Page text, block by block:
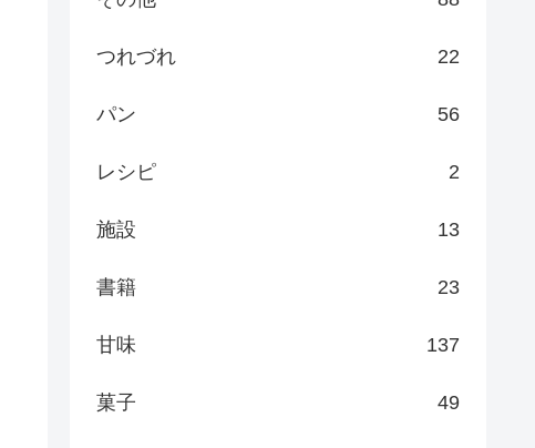
つれづれ 22
パン 56
レシピ 2
施設 13
書籍 23
甘味 137
菓子 49